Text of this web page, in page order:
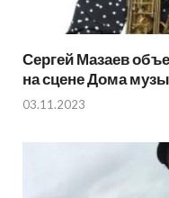
Сергей Мазаев
на сцене Дома
03.11.2023